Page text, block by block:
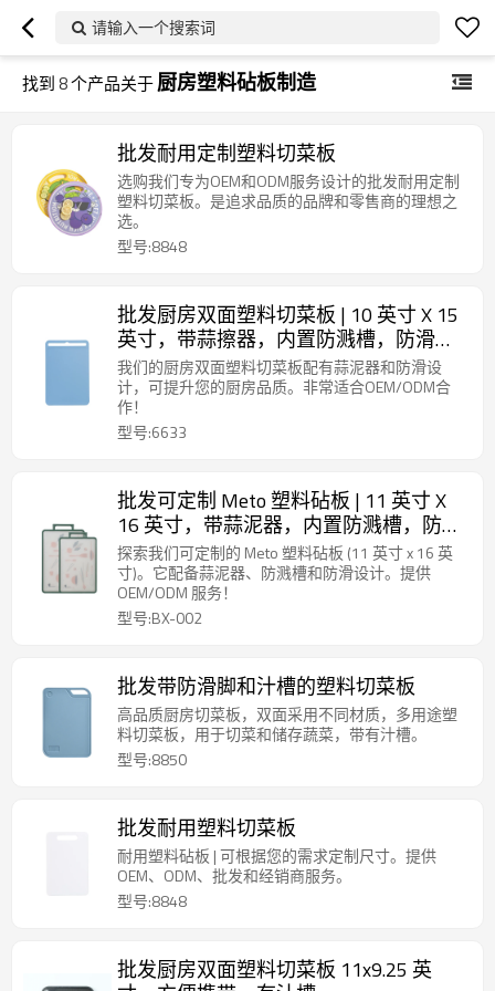
请输入一个搜索词
找到8个产品关于厨房塑料砧板制造
批发耐用定制塑料切菜板
选购我们专为OEM和ODM服务设计的批发耐用定制
塑料切菜板。是追求品质的品牌和零售商的理想之
选。
型号:8848
批发厨房双面塑料切菜板 | 10 英寸 X 15
英寸，带蒜擦器，内置防溅槽，防滑设
计，带秤
我们的厨房双面塑料切菜板配有蒜泥器和防滑设
计，可提升您的厨房品质。非常适合OEM/ODM合
作！
型号:6633
批发可定制 Meto 塑料砧板 | 11 英寸 X
16 英寸，带蒜泥器，内置防溅槽，防滑
设计，带秤
探索我们可定制的 Meto 塑料砧板 (11 英寸 x 16 英
寸)。它配备蒜泥器、防溅槽和防滑设计。提供
OEM/ODM 服务！
型号:BX-002
批发带防滑脚和汁槽的塑料切菜板
高品质厨房切菜板，双面采用不同材质，多用途塑
料切菜板，用于切菜和储存蔬菜，带有汁槽。
型号:8850
批发耐用塑料切菜板
耐用塑料砧板 | 可根据您的需求定制尺寸。提供
OEM、ODM、批发和经销商服务。
型号:8848
批发厨房双面塑料切菜板 11x9.25 英